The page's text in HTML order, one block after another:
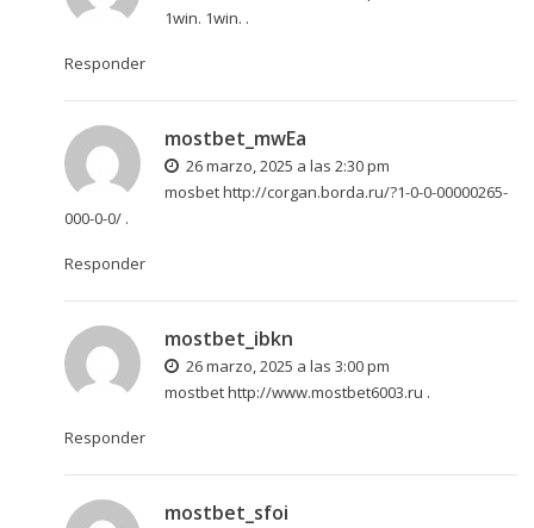
1win. 1win. .
Responder
mostbet_mwEa
26 marzo, 2025 a las 2:30 pm
mosbethttp://corgan.borda.ru/?1-0-0-00000265-
000-0-0/.
Responder
mostbet_ibkn
26 marzo, 2025 a las 3:00 pm
mostbethttp://www.mostbet6003.ru .
Responder
mostbet_sfoi